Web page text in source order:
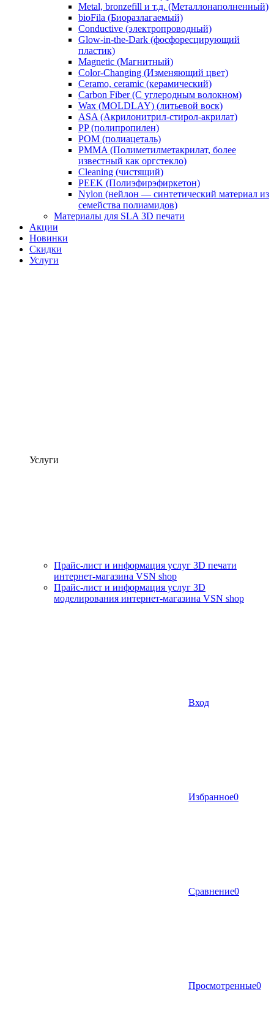
Metal, bronzefill и т.д. (Металлонаполненный)
bioFila (Биоразлагаемый)
Conductive (электропроводный)
Glow-in-the-Dark (фосфоресцирующий
пластик)
Magnetic (Магнитный)
Color-Changing (Изменяющий цвет)
​Ceramo, ceramic (керамический)
​Carbon Fiber (С углеродным волокном)
Wax (MOLDLAY) (литьевой воск)
​ASA (Акрилонитрил-стирол-акрилат)
​PP (полипропилен)
​POM (полиацеталь)
​PMMA (Полиметилметакрилат, более
известный как оргстекло)
​Cleaning (чистящий)
PEEK (Полиэфирэфиркетон)
​Nylon (нейлон — синтетический материал из
семейства полиамидов)
Материалы для SLA 3D печати
Акции
Новинки
Скидки
Услуги
Услуги
Прайс-лист и информация услуг 3D печати
интернет-магазина VSN shop
Прайс-лист и информация услуг 3D
моделирования интернет-магазина VSN shop
Вход
Избранное0
Сравнение0
Просмотренные0